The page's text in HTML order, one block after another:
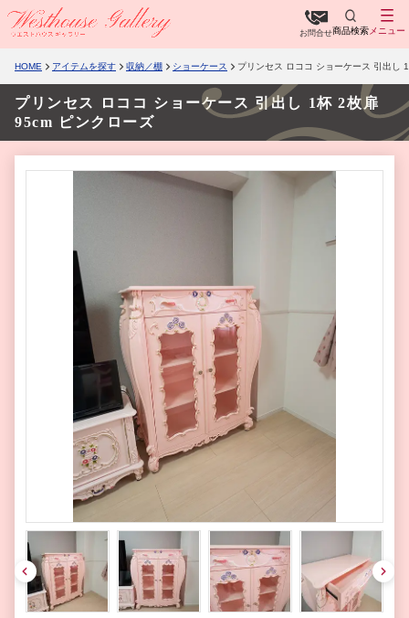
お問合せ商品検索 メニュー
HOME アイテムを探す 収納／棚 ショーケース プリンセス ロココ ショーケース 引出し
プリンセス ロココ ショーケース 引出し 1杯 2枚扉
95cm ピンクローズ
pre
v
nex
t